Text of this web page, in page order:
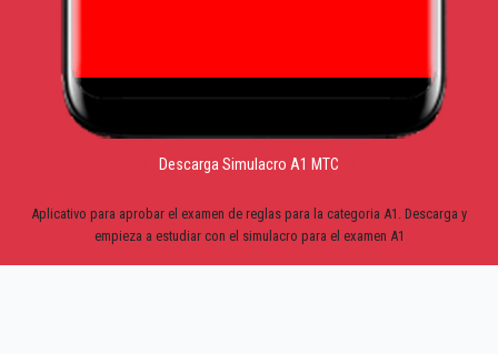
Descarga Simulacro A1 MTC
Aplicativo para aprobar el examen de reglas para la categoria A1. Descarga y
empieza a estudiar con el simulacro para el examen A1